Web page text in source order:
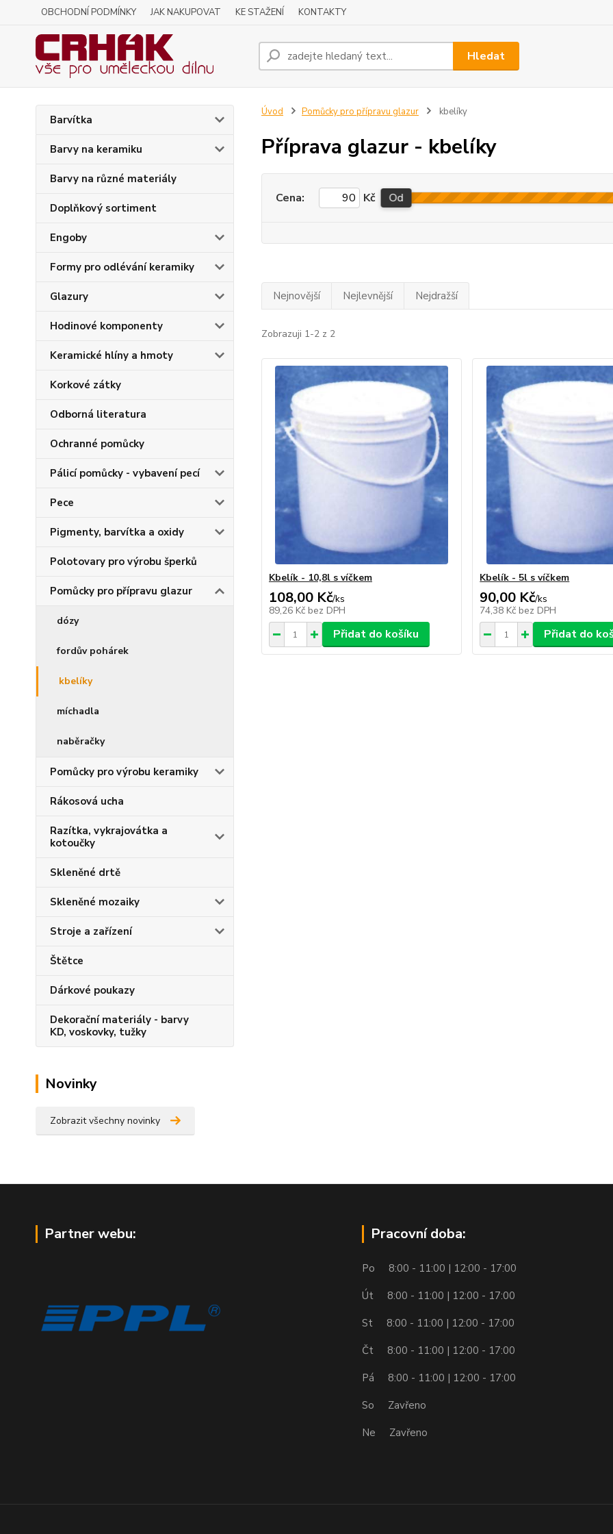
OBCHODNÍ PODMÍNKY JAK NAKUPOVAT KE STAŽENÍ KONTAKTY
Hledat
Barvítka
Barvy na keramiku
Barvy na různé materiály
Doplňkový sortiment
Engoby
Formy pro odlévání keramiky
Glazury
Hodinové komponenty
Keramické hlíny a hmoty
Korkové zátky
Odborná literatura
Ochranné pomůcky
Pálicí pomůcky - vybavení pecí
Pece
Pigmenty, barvítka a oxidy
Polotovary pro výrobu šperků
Pomůcky pro přípravu glazur
dózy
fordův pohárek
kbelíky
míchadla
naběračky
Pomůcky pro výrobu keramiky
Rákosová ucha
Razítka, vykrajovátka a
kotoučky
Skleněné drtě
Skleněné mozaiky
Stroje a zařízení
Štětce
Dárkové poukazy
Dekorační materiály - barvy
KD, voskovky, tužky
Novinky
Zobrazit všechny novinky
Úvod Pomůcky pro přípravu glazur kbelíky
Příprava glazur - kbelíky
Cena: Kč Od
Nejnovější Nejlevnější Nejdražší
Zobrazuji 1-2 z 2
Kbelík - 10,8l s víčkem
108,00 Kč/ks
89,26 Kč bez DPH
Přidat do košíku
Kbelík - 5l s víčkem
90,00 Kč/ks
74,38 Kč bez DPH
Přidat do
Partner webu: Pracovní doba:
Po 8:00 - 11:00 | 12:00 - 17:00
Út 8:00 - 11:00 | 12:00 - 17:00
St 8:00 - 11:00 | 12:00 - 17:00
Čt 8:00 - 11:00 | 12:00 - 17:00
Pá 8:00 - 11:00 | 12:00 - 17:00
So Zavřeno
Ne Zavřeno